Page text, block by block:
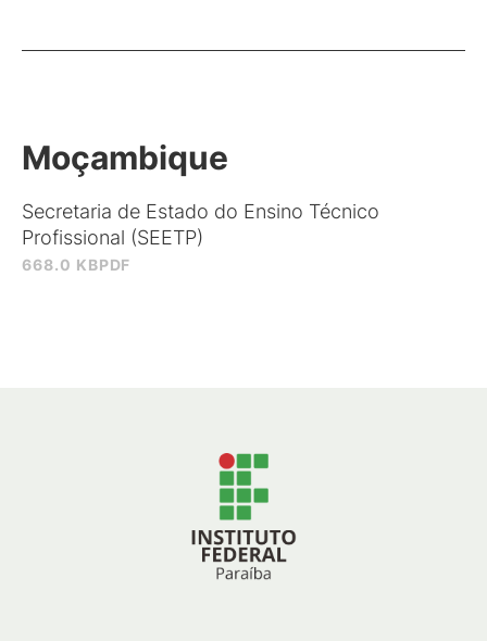
668.0 KBPDF
Moçambique
Secretaria de Estado do Ensino Técnico
Profissional (SEETP)